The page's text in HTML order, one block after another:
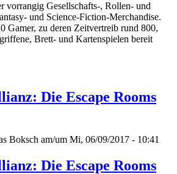
vorrangig Gesellschafts-, Rollen- und
und Science-Fiction-Merchandise.
Gamer, zu deren Zeitvertreib rund 800,
Brett- und Kartenspielen bereit
Die Escape Rooms
Boksch am/um Mi, 06/09/2017 - 10:41
Die Escape Rooms